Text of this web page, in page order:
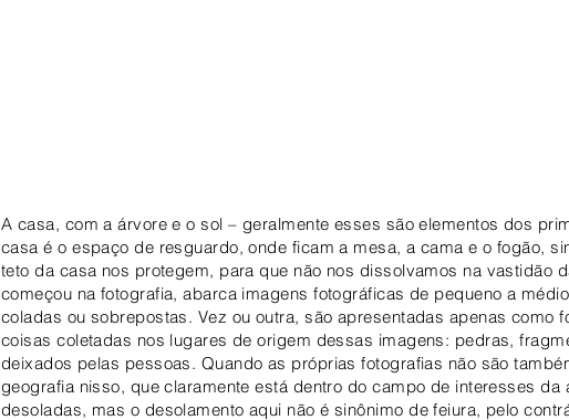
A casa, com a árvore e o sol – geralmente esses são elementos dos
casa é o espaço de resguardo, onde ficam a mesa, a cama e o fogão,
teto da casa nos protegem, para que não nos dissolvamos na vastidão
começou na fotografia, abarca imagens fotográficas de pequeno a
coladas ou sobrepostas. Vez ou outra, são apresentadas apenas como
coisas coletadas nos lugares de origem dessas imagens: pedras,
deixados pelas pessoas. Quando as próprias fotografias não são
geografia nisso, que claramente está dentro do campo de interesses
desoladas, mas o desolamento aqui não é sinônimo de feiura, pelo